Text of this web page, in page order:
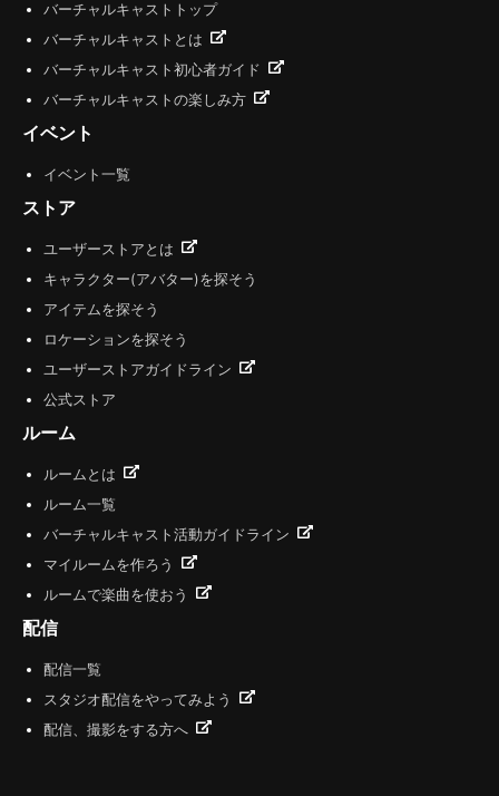
バーチャルキャストトップ
バーチャルキャストとは
バーチャルキャスト初心者ガイド
バーチャルキャストの楽しみ方
イベント
イベント一覧
ストア
ユーザーストアとは
キャラクター(アバター)を探そう
アイテムを探そう
ロケーションを探そう
ユーザーストアガイドライン
公式ストア
ルーム
ルームとは
ルーム一覧
バーチャルキャスト活動ガイドライン
マイルームを作ろう
ルームで楽曲を使おう
配信
配信一覧
スタジオ配信をやってみよう
配信、撮影をする方へ